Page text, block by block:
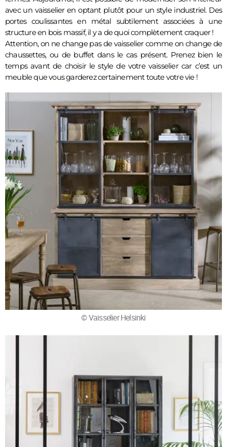
avec un vaisselier en optant plutôt pour un style industriel. Des
portes coulissantes en métal subtilement associées à une
structure en bois massif, il y a de quoi complètement craquer !
Attention, on ne change pas de vaisselier comme on change de
chaussettes, ou de buffet dans le cas présent. Prenez bien le
temps avant de choisir le style de votre vaisselier car c’est un
meuble que vous garderez certainement toute votre vie !
© Vaisselier Helsinki